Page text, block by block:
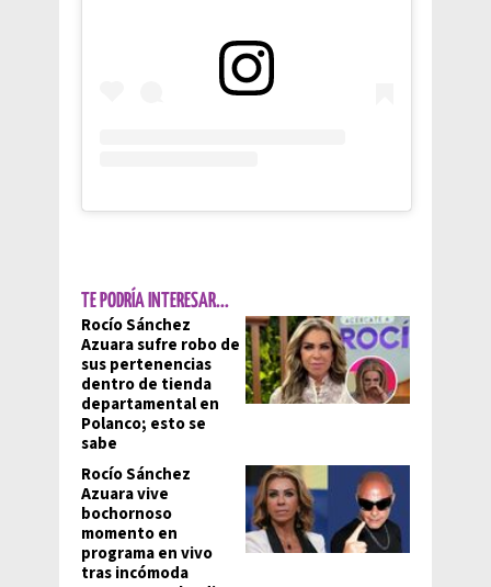
TE PODRÍA INTERESAR...
Rocío Sánchez
Azuara sufre robo de
sus pertenencias
dentro de tienda
departamental en
Polanco; esto se
sabe
Rocío Sánchez
Azuara vive
bochornoso
momento en
programa en vivo
tras incómoda